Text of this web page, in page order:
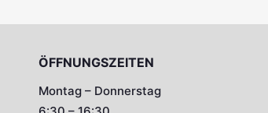
ÖFFNUNGSZEITEN
Montag – Donnerstag